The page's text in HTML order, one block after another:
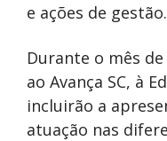
e ações de
Durante o mês
ao Avança SC, à
incluirão a
atuação nas